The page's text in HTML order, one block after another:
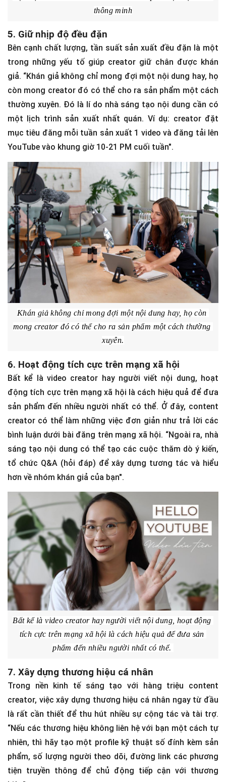
Đặt mục tiêu là chưa đủ mà creator cần phải đặt một cách
thông minh
5. Giữ nhịp độ đều đặn
Bên cạnh chất lượng, tần suất sản xuất đều đặn là một
trong những yếu tố giúp creator giữ chân được khán
giả. “Khán giả không chỉ mong đợi một nội dung hay, họ
còn mong creator đó có thể cho ra sản phẩm một cách
thường xuyên. Đó là lí do nhà sáng tạo nội dung cần có
một lịch trình sản xuất nhất quán. Ví dụ: creator đặt
mục tiêu đăng mỗi tuần sản xuất 1 video và đăng tải lên
YouTube vào khung giờ 10-21 PM cuối tuần".
Khán giả không chỉ mong đợi một nội dung hay, họ còn
mong creator đó có thể cho ra sản phẩm một cách thường
xuyên.
6. Hoạt động tích cực trên mạng xã hội
Bất kể là video creator hay người viết nội dung, hoạt
động tích cực trên mạng xã hội là cách hiệu quả để đưa
sản phẩm đến nhiều người nhất có thể. Ở đây, content
creator có thể làm những việc đơn giản như trả lời các
bình luận dưới bài đăng trên mạng xã hội. “Ngoài ra, nhà
sáng tạo nội dung có thể tạo các cuộc thăm dò ý kiến,
tổ chức Q&A (hỏi đáp) để xây dựng tương tác và hiểu
hơn về nhóm khán giả của bạn".
Bất kể là video creator hay người viết nội dung, hoạt động
tích cực trên mạng xã hội là cách hiệu quả để đưa sản
phẩm đến nhiều người nhất có thể.
7. Xây dựng thương hiệu cá nhân
Trong nền kinh tế sáng tạo với hàng triệu content
creator, việc xây dựng thương hiệu cá nhân ngay từ đầu
là rất cần thiết để thu hút nhiều sự cộng tác và tài trợ.